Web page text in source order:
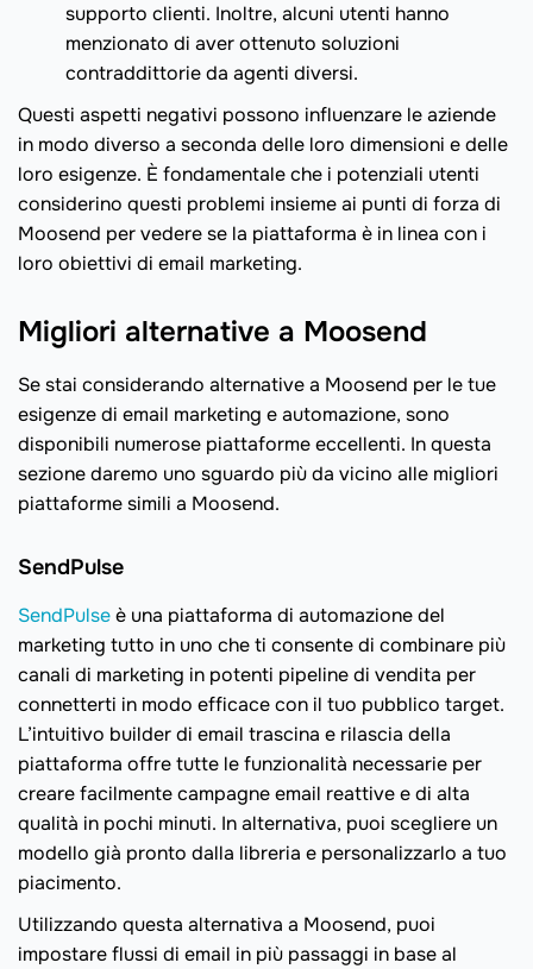
supporto clienti. Inoltre, alcuni utenti hanno
menzionato di aver ottenuto soluzioni
contraddittorie da agenti diversi.
Questi aspetti negativi possono influenzare le aziende
in modo diverso a seconda delle loro dimensioni e delle
loro esigenze. È fondamentale che i potenziali utenti
considerino questi problemi insieme ai punti di forza di
Moosend per vedere se la piattaforma è in linea con i
loro obiettivi di email marketing.
Migliori alternative a Moosend
Se stai considerando alternative a Moosend per le tue
esigenze di email marketing e automazione, sono
disponibili numerose piattaforme eccellenti. In questa
sezione daremo uno sguardo più da vicino alle migliori
piattaforme simili a Moosend.
SendPulse
SendPulseè una piattaforma di automazione del
marketing tutto in uno che ti consente di combinare più
canali di marketing in potenti pipeline di vendita per
connetterti in modo efficace con il tuo pubblico target.
L’intuitivo builder di email trascina e rilascia della
piattaforma offre tutte le funzionalità necessarie per
creare facilmente campagne email reattive e di alta
qualità in pochi minuti. In alternativa, puoi scegliere un
modello già pronto dalla libreria e personalizzarlo a tuo
piacimento.
Utilizzando questa alternativa a Moosend, puoi
impostare flussi di email in più passaggi in base al